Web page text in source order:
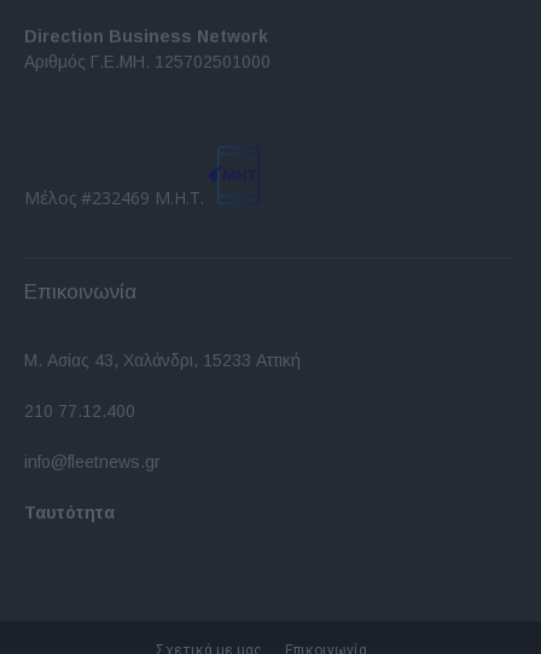
Direction Business Network
Αριθμός Γ.Ε.ΜΗ. 125702501000
Μέλος #232469 Μ.Η.Τ.
Επικοινωνία
Μ. Ασίας 43, Χαλάνδρι, 15233 Αττική
210 77.12.400
info@fleetnews.gr
Ταυτότητα
Σχετικά με μας Επικοινωνία